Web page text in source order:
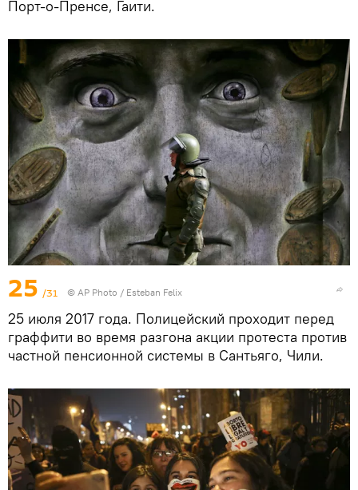
Порт-о-Пренсе, Гаити.
25 /31 © AP Photo / Esteban Felix
25 июля 2017 года. Полицейский проходит перед
граффити во время разгона акции протеста против
частной пенсионной системы в Сантьяго, Чили.